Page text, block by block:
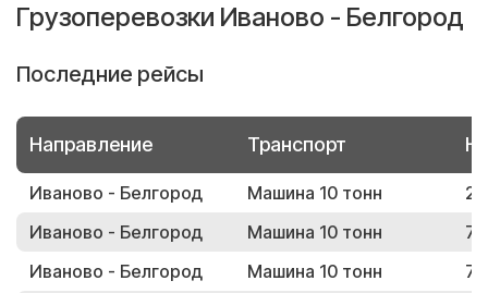
Грузоперевозки Иваново - Белгород
Последние рейсы
Направление Транспорт
Иваново - Белгород Машина 10 тонн
Иваново - Белгород
Машина 10 тонн
Иваново - Белгород
Машина 10 тонн